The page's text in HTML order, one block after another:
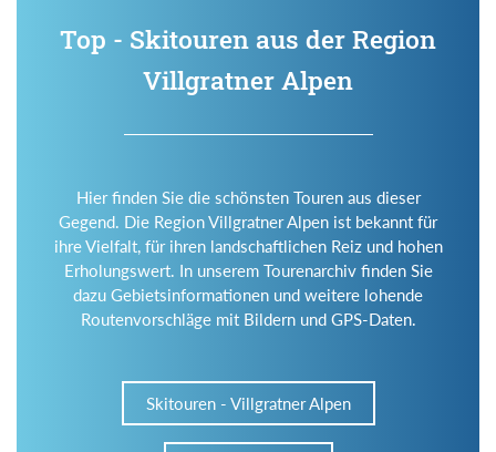
Top - Skitouren aus der Region
Villgratner Alpen
Hier finden Sie die schönsten Touren aus dieser
Gegend. Die Region Villgratner Alpen ist bekannt für
ihre Vielfalt, für ihren landschaftlichen Reiz und hohen
Erholungswert. In unserem Tourenarchiv finden Sie
dazu Gebietsinformationen und weitere lohende
Routenvorschläge mit Bildern und GPS-Daten.
Skitouren - Villgratner Alpen